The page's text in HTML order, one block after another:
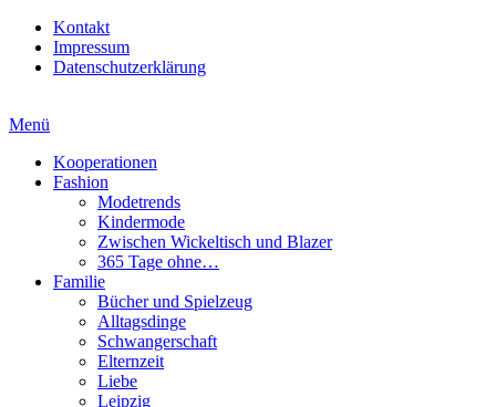
Kontakt
Impressum
Datenschutzerklärung
Menü
Kooperationen
Fashion
Modetrends
Kindermode
Zwischen Wickeltisch und Blazer
365 Tage ohne…
Familie
Bücher und Spielzeug
Alltagsdinge
Schwangerschaft
Elternzeit
Liebe
Leipzig